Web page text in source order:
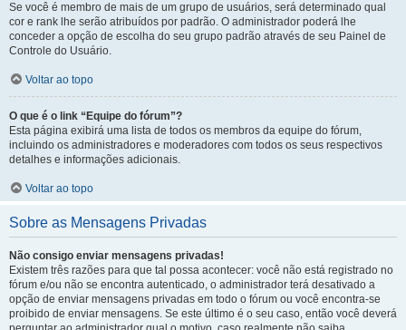
Se você é membro de mais de um grupo de usuários, será determinado qual
cor e rank lhe serão atribuídos por padrão. O administrador poderá lhe
conceder a opção de escolha do seu grupo padrão através de seu Painel de
Controle do Usuário.
Voltar ao topo
O que é o link “Equipe do fórum”?
Esta página exibirá uma lista de todos os membros da equipe do fórum,
incluindo os administradores e moderadores com todos os seus respectivos
detalhes e informações adicionais.
Voltar ao topo
Sobre as Mensagens Privadas
Não consigo enviar mensagens privadas!
Existem três razões para que tal possa acontecer: você não está registrado no
fórum e/ou não se encontra autenticado, o administrador terá desativado a
opção de enviar mensagens privadas em todo o fórum ou você encontra-se
proibido de enviar mensagens. Se este último é o seu caso, então você deverá